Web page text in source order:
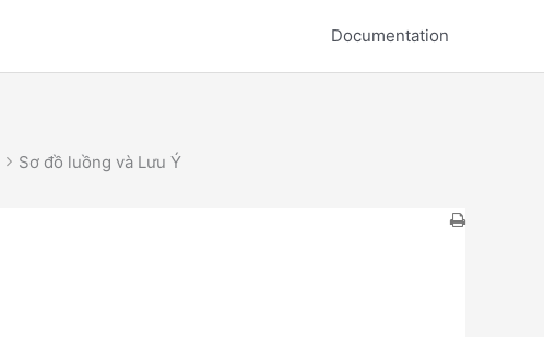
Documentation
Sơ đồ luồng và Lưu Ý